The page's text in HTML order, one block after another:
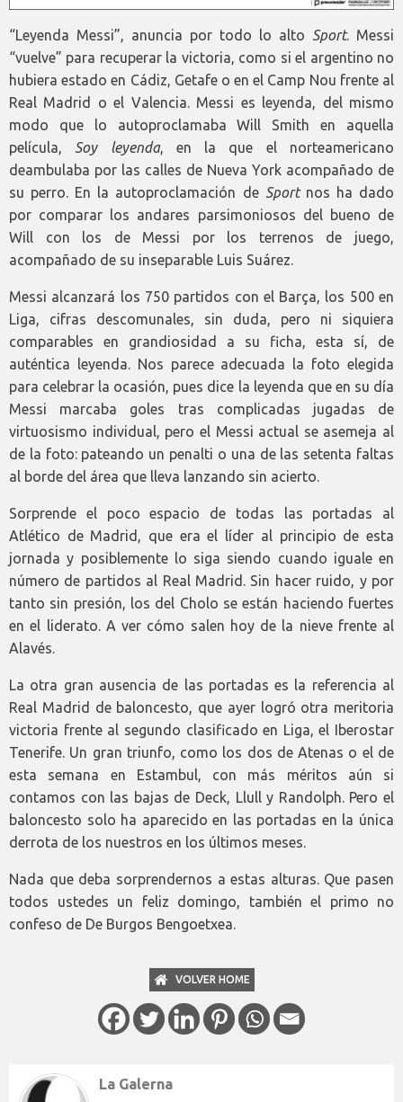
“Leyenda Messi”, anuncia por todo lo alto Sport. Messi
“vuelve” para recuperar la victoria, como si el argentino no
hubiera estado en Cádiz, Getafe o en el Camp Nou frente al
Real Madrid o el Valencia. Messi es leyenda, del mismo
modo que lo autoproclamaba Will Smith en aquella
película, Soy leyenda, en la que el norteamericano
deambulaba por las calles de Nueva York acompañado de
su perro. En la autoproclamación de Sportnos ha dado
por comparar los andares parsimoniosos del bueno de
Will con los de Messi por los terrenos de juego,
acompañado de su inseparable Luis Suárez.
Messi alcanzará los 750 partidos con el Barça, los 500 en
Liga, cifras descomunales, sin duda, pero ni siquiera
comparables en grandiosidad a su ficha, esta sí, de
auténtica leyenda. Nos parece adecuada la foto elegida
para celebrar la ocasión, pues dice la leyenda que en su día
Messi marcaba goles tras complicadas jugadas de
virtuosismo individual, pero el Messi actual se asemeja al
de la foto: pateando un penalti o una de las setenta faltas
al borde del área que lleva lanzando sin acierto.
Sorprende el poco espacio de todas las portadas al
Atlético de Madrid, que era el líder al principio de esta
jornada y posiblemente lo siga siendo cuando iguale en
número de partidos al Real Madrid. Sin hacer ruido, y por
tanto sin presión, los del Cholo se están haciendo fuertes
en el liderato. A ver cómo salen hoy de la nieve frente al
Alavés.
La otra gran ausencia de las portadas es la referencia al
Real Madrid de baloncesto, que ayer logró otra meritoria
victoria frente al segundo clasificado en Liga, el Iberostar
Tenerife. Un gran triunfo, como los dos de Atenas o el de
esta semana en Estambul, con más méritos aún si
contamos con las bajas de Deck, Llull y Randolph. Pero el
baloncesto solo ha aparecido en las portadas en la única
derrota de los nuestros en los últimos meses.
Nada que deba sorprendernos a estas alturas. Que pasen
todos ustedes un feliz domingo, también el primo no
confeso de De Burgos Bengoetxea.
VOLVER HOME
La Galerna